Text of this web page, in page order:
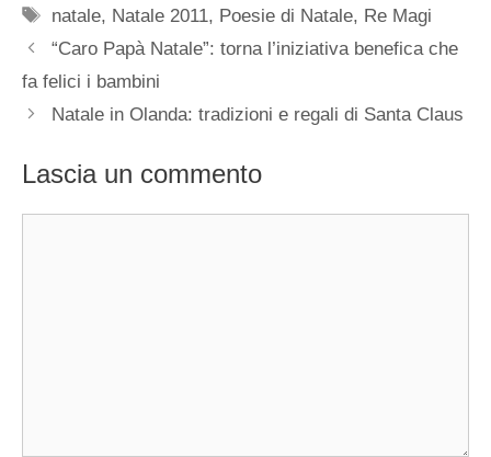
Tag
natale, Natale 2011, Poesie di Natale, Re Magi
“Caro Papà Natale”: torna l’iniziativa benefica che
fa felici i bambini
Natale in Olanda: tradizioni e regali di Santa Claus
Lascia un commento